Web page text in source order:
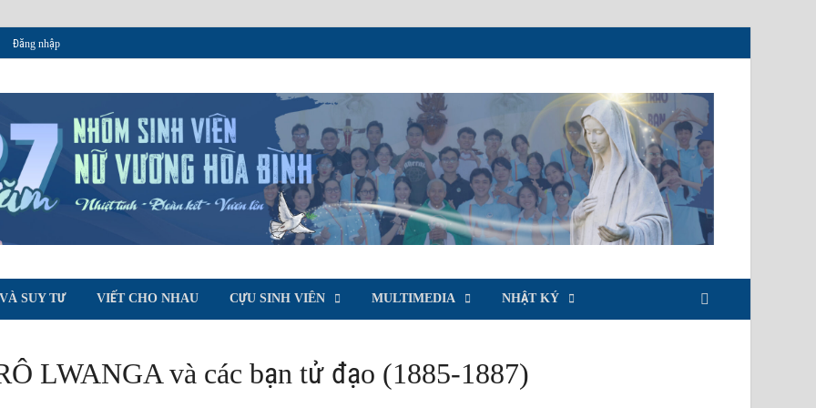
Đăng nhập
Bình
SUY TƯ VIẾT CHO NHAU CỰU SINH VIÊN MULTIMEDIA NHẬT KÝ
LWANGA và các bạn tử đạo (1885-1887)